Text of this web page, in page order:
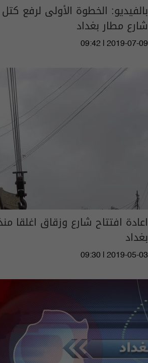
بالفيديو: الخطوة الأولى لرفع
شارع مطار بغداد
09:42 | 2019-07-09
بغداد
09:30 | 2019-05-03